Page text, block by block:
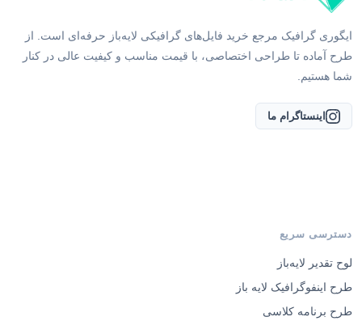
ایگوری گرافیک مرجع خرید فایل‌های گرافیکی لایه‌باز حرفه‌ای است. از
طرح آماده تا طراحی اختصاصی، با قیمت مناسب و کیفیت عالی در کنار
شما هستیم.
اینستاگرام ما
دسترسی سریع
لوح تقدیر لایه‌باز
طرح اینفوگرافیک لایه باز
طرح برنامه کلاسی